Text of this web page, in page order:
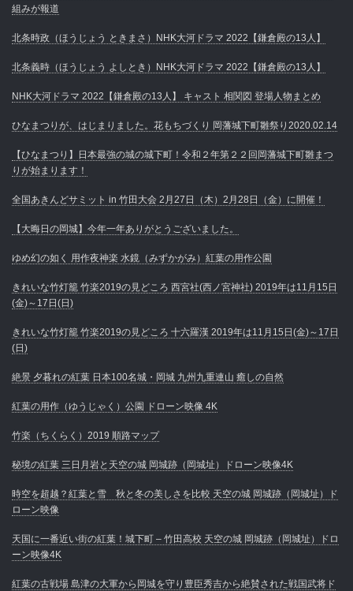
組みが報道
北条時政（ほうじょう ときまさ）NHK大河ドラマ 2022【鎌倉殿の13人】
北条義時（ほうじょう よしとき）NHK大河ドラマ 2022【鎌倉殿の13人】
NHK大河ドラマ 2022【鎌倉殿の13人】 キャスト 相関図 登場人物まとめ
ひなまつりが、はじまりました。花もちづくり 岡藩城下町雛祭り2020.02.14
【ひなまつり】日本最強の城の城下町！令和２年第２２回岡藩城下町雛まつ
りが始まります！
全国あきんどサミット in 竹田大会 2月27日（木）2月28日（金）に開催！
【大晦日の岡城】今年一年ありがとうございました。
ゆめ幻の如く 用作夜神楽 水鏡（みずかがみ）紅葉の用作公園
きれいな竹灯籠 竹楽2019の見どころ 西宮社(西ノ宮神社) 2019年は11月15日
(金)～17日(日)
きれいな竹灯籠 竹楽2019の見どころ 十六羅漢 2019年は11月15日(金)～17日
(日)
絶景 夕暮れの紅葉 日本100名城・岡城 九州九重連山 癒しの自然
紅葉の用作（ゆうじゃく）公園 ドローン映像 4K
竹楽（ちくらく）2019 順路マップ
秘境の紅葉 三日月岩と天空の城 岡城跡（岡城址）ドローン映像4K
時空を超越？紅葉と雪 秋と冬の美しさを比較 天空の城 岡城跡（岡城址）ド
ローン映像
天国に一番近い街の紅葉！城下町 – 竹田高校 天空の城 岡城跡（岡城址）ドロ
ーン映像4K
紅葉の古戦場 島津の大軍から岡城を守り豊臣秀吉から絶賛された戦国武将ド